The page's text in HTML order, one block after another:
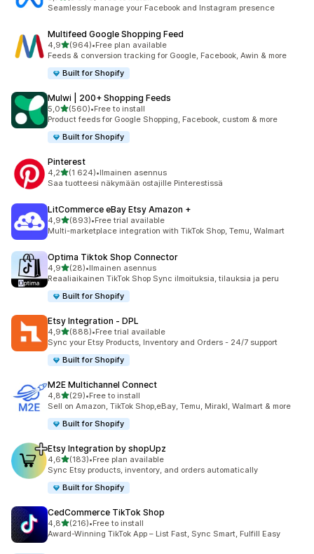
Seamlessly manage your Facebook and Instagram presence
Multifeed Google Shopping Feed
4,9/ 5 tähteä
(964)
964 arvostelua yhteensä
•Free plan available
Feeds & conversion tracking for Google, Facebook, Awin & more
Built for Shopify
Mulwi | 200+ Shopping Feeds
5,0/ 5 tähteä
(560)
560 arvostelua yhteensä
•Free to install
Product feeds for Google Shopping, Facebook, custom & more
Built for Shopify
Pinterest
4,2/ 5 tähteä
(1 624)
1624 arvostelua yhteensä
•Ilmainen asennus
Saa tuotteesi näkymään ostajille Pinterestissä
LitCommerce eBay Etsy Amazon +
4,9/ 5 tähteä
(893)
893 arvostelua yhteensä
•Free trial available
Multi-marketplace integration with TikTok Shop, Temu, Walmart
Optima Tiktok Shop Connector
4,9/ 5 tähteä
(28)
28 arvostelua yhteensä
•Ilmainen asennus
Reaaliaikainen TikTok Shop Sync ilmoituksia, tilauksia ja peru
Built for Shopify
Etsy Integration ‑ DPL
4,9/ 5 tähteä
(888)
888 arvostelua yhteensä
•Free trial available
Sync your Etsy Products, Inventory and Orders - 24/7 support
Built for Shopify
M2E Multichannel Connect
4,8/ 5 tähteä
(29)
29 arvostelua yhteensä
•Free to install
Sell on Amazon, TikTok Shop,eBay, Temu, Mirakl, Walmart & more
Built for Shopify
Etsy Integration by shopUpz
4,6/ 5 tähteä
(183)
183 arvostelua yhteensä
•Free plan available
Sync Etsy products, inventory, and orders automatically
Built for Shopify
CedCommerce TikTok Shop
4,8/ 5 tähteä
(216)
216 arvostelua yhteensä
•Free to install
Award-Winning TikTok App – List Fast, Sync Smart, Fulfill Easy